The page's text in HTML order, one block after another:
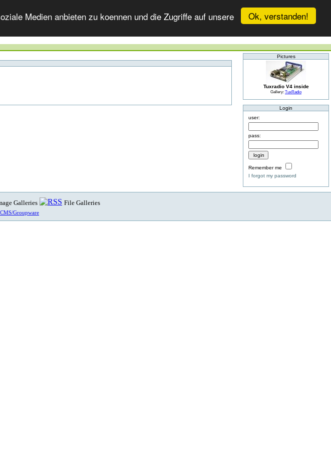
Ok, verstanden!
Medien anbieten zu koennen und die Zugriffe auf unsere
Pictures
Tuxradio V4 inside
Gallery: TuxRadio
Login
user:
pass:
Remember me
I forgot my password
Galleries File Galleries
Groupware